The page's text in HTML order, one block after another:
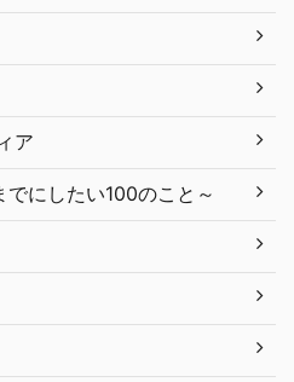
ア
にしたい100のこと～